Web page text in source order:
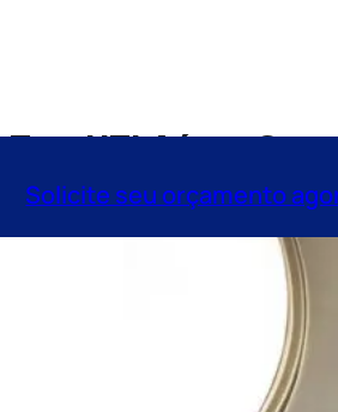
Solicite seu orçamento